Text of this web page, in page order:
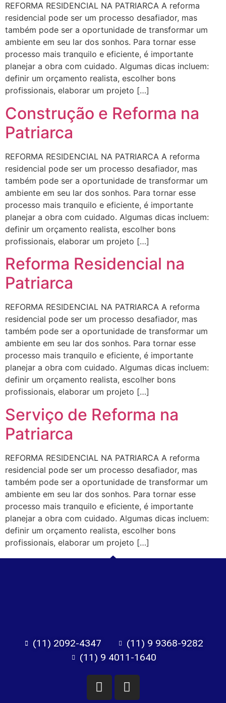
REFORMA RESIDENCIAL NA PATRIARCA A reforma
residencial pode ser um processo desafiador, mas
também pode ser a oportunidade de transformar um
ambiente em seu lar dos sonhos. Para tornar esse
processo mais tranquilo e eficiente, é importante
planejar a obra com cuidado. Algumas dicas incluem:
definir um orçamento realista, escolher bons
profissionais, elaborar um projeto […]
Construção e Reforma na
Patriarca
REFORMA RESIDENCIAL NA PATRIARCA A reforma
residencial pode ser um processo desafiador, mas
também pode ser a oportunidade de transformar um
ambiente em seu lar dos sonhos. Para tornar esse
processo mais tranquilo e eficiente, é importante
planejar a obra com cuidado. Algumas dicas incluem:
definir um orçamento realista, escolher bons
profissionais, elaborar um projeto […]
Reforma Residencial na
Patriarca
REFORMA RESIDENCIAL NA PATRIARCA A reforma
residencial pode ser um processo desafiador, mas
também pode ser a oportunidade de transformar um
ambiente em seu lar dos sonhos. Para tornar esse
processo mais tranquilo e eficiente, é importante
planejar a obra com cuidado. Algumas dicas incluem:
definir um orçamento realista, escolher bons
profissionais, elaborar um projeto […]
Serviço de Reforma na
Patriarca
REFORMA RESIDENCIAL NA PATRIARCA A reforma
residencial pode ser um processo desafiador, mas
também pode ser a oportunidade de transformar um
ambiente em seu lar dos sonhos. Para tornar esse
processo mais tranquilo e eficiente, é importante
planejar a obra com cuidado. Algumas dicas incluem:
definir um orçamento realista, escolher bons
profissionais, elaborar um projeto […]
(11) 2092-4347
(11) 9 9368-9282
(11) 9 4011-1640